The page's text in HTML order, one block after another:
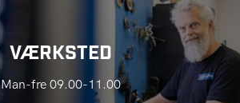
VÆRKSTED
Man-fre 09.00-11.00